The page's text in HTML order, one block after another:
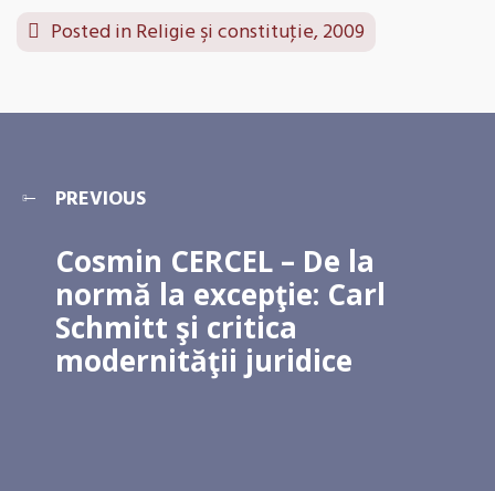
Posted inReligie şi constituţie, 2009
PREVIOUS
Cosmin CERCEL – De la
normă la excepţie: Carl
Schmitt şi critica
modernităţii juridice